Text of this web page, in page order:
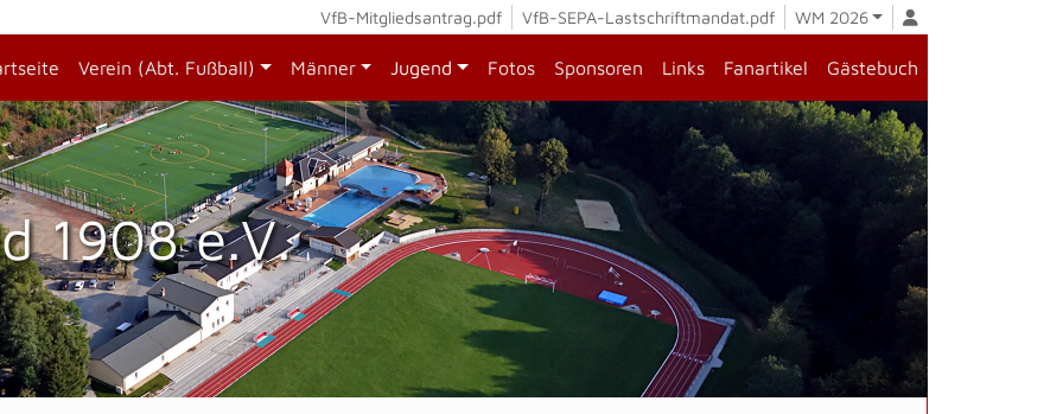
VfB-Mitgliedsantrag.pdf VfB-SEPA-Lastschriftmandat.pdf WM 2026
Verein (Abt. Fußball) Männer Jugend Fotos Sponsoren Links Fanartikel Gästebuch
1908 e.V.